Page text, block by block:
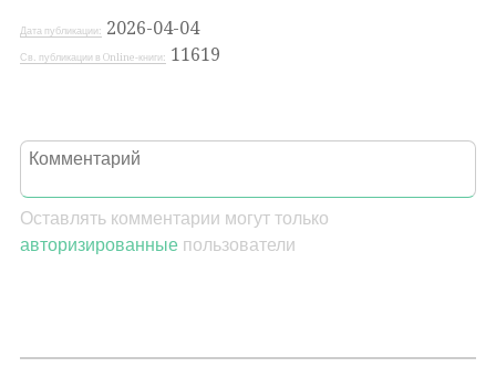
Дата публикации: 2026-04-04
Св. публикации в Online-книги: 11619
Оставлять комментарии могут только
авторизированныепользователи